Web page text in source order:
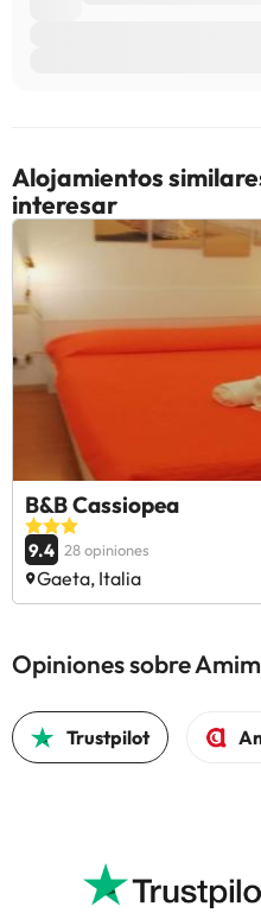
Alojamientos
interesar
B&B Cassiopea
9.4 28 opiniones
Gaeta, Italia
Opiniones sobre
Trustpilot